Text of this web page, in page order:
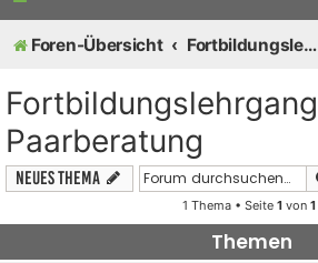
Foren-Übersicht Fortbildungslehrgang Paarberatung
Fortbildungslehrgang
Paarberatung
Neues Thema
1 Thema • Seite 1 von 1
Themen